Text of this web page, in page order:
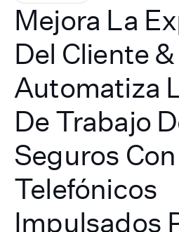
Mejora La
Del Cliente &
Automatiza
De Trabajo
Seguros
Telefónicos
Impulsados